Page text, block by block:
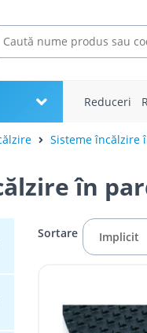
Reduceri
Sisteme încălzire
în
Sortare Implicit